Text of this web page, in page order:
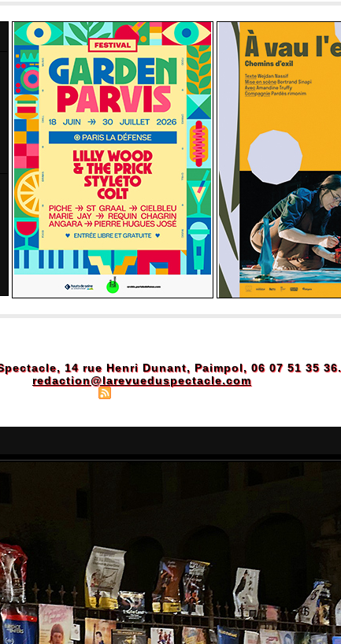
14 rue Henri Dunant, Paimpol, 06 07 51 35 36.
redaction@larevueduspectacle.com